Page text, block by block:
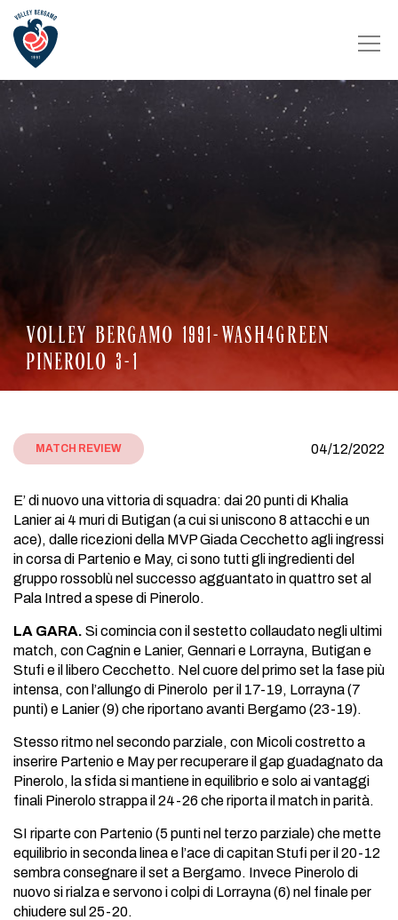
VOLLEY BERGAMO 1991-WASH4GREEN
PINEROLO 3-1
MATCH REVIEW 04/12/2022
E’ di nuovo una vittoria di squadra: dai 20 punti di Khalia
Lanier ai 4 muri di Butigan (a cui si uniscono 8 attacchi e un
ace), dalle ricezioni della MVP Giada Cecchetto agli ingressi
in corsa di Partenio e May, ci sono tutti gli ingredienti del
gruppo rossoblù nel successo agguantato in quattro set al
Pala Intred a spese di Pinerolo.
LA GARA. Si comincia con il sestetto collaudato negli ultimi
match, con Cagnin e Lanier, Gennari e Lorrayna, Butigan e
Stufi e il libero Cecchetto. Nel cuore del primo set la fase più
intensa, con l’allungo di Pinerolo per il 17-19, Lorrayna (7
punti) e Lanier (9) che riportano avanti Bergamo (23-19).
Stesso ritmo nel secondo parziale, con Micoli costretto a
inserire Partenio e May per recuperare il gap guadagnato da
Pinerolo, la sfida si mantiene in equilibrio e solo ai vantaggi
finali Pinerolo strappa il 24-26 che riporta il match in parità.
SI riparte con Partenio (5 punti nel terzo parziale) che mette
equilibrio in seconda linea e l’ace di capitan Stufi per il 20-12
sembra consegnare il set a Bergamo. Invece Pinerolo di
nuovo si rialza e servono i colpi di Lorrayna (6) nel finale per
chiudere sul 25-20.